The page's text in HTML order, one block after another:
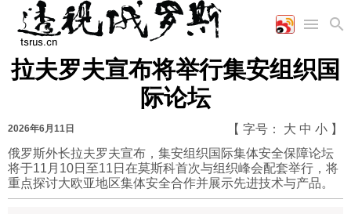
首页
国际
时政
陆军
军事合作
工业
能源
农业
美食
娱乐
漫画
视频
图表
拉夫罗夫宣布将举行集安组织国
际论坛
2026年6月11日 【 字号： 大 中 小 】
俄罗斯外长拉夫罗夫宣布，集安组织国际集体安全保障论坛
将于11月10日至11日在莫斯科首次与组织峰会配套举行，将
重点探讨大欧亚地区集体安全合作并展示先进技术与产品。